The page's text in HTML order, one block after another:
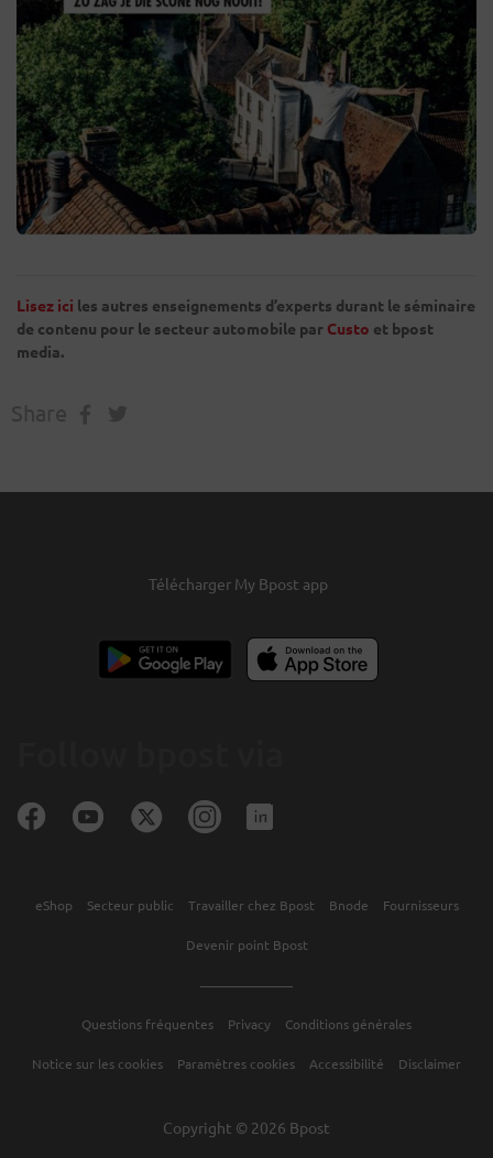
Lisez ici les autres enseignements d’experts durant le séminaire
de contenu pour le secteur automobile par Custo et bpost
media.
Télécharger My Bpost app
Questions fréquentes Privacy Conditions générales
Notice sur les cookies Paramètres cookies Accessibilité Disclaimer
eShop Secteur public Travailler chez Bpost Bnode Fournisseurs
Devenir point Bpost
Copyright © 2026 Bpost